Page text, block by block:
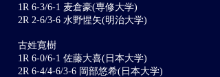
1R 6-3/6-1 麦倉豪(専修大学)
2R 2-6/3-6 水野惺矢(明治大学)
古姓寛樹
1R 6-0/6-1 佐藤大喜(日本大学)
2R 6-4/4-6/3-6 岡部悠希(日本大学)